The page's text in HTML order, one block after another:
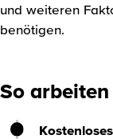
und weiteren
benötigen.
So